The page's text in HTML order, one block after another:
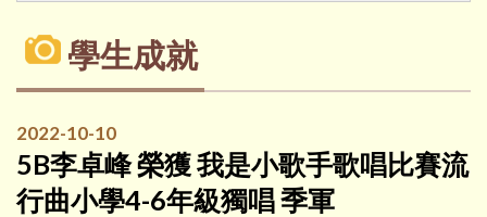
學生成就
2022-10-10
5B李卓峰 榮獲 我是小歌手歌唱比賽流
行曲小學4-6年級獨唱 季軍